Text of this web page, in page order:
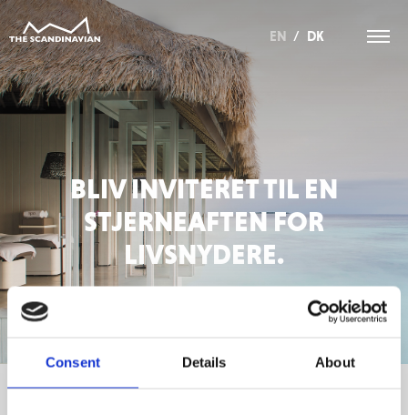
Consent Details About
EN / DK
BLIV INVITERET TIL EN
STJERNEAFTEN FOR
LIVSNYDERE.